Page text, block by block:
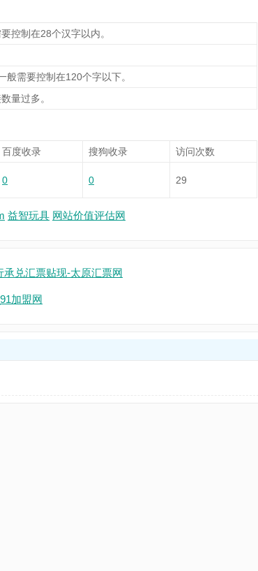
控制在28个汉字以内。
般需要控制在120个字以下。
量过多。
百度收录 搜狗收录 访问次数
0 0 29
益智玩具 网站价值评估网
兑汇票贴现-太原汇票网
加盟网